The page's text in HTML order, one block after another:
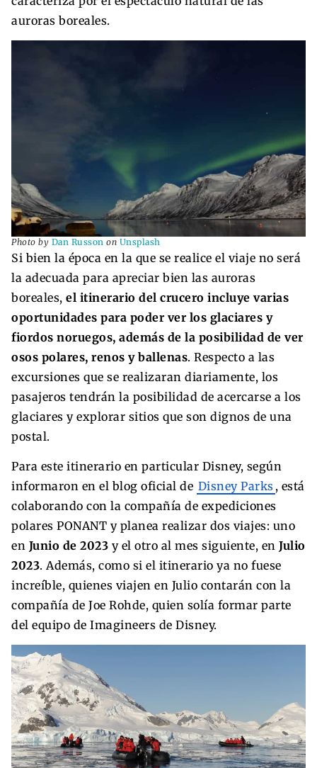
auroras boreales.
Photo by Dan Russon on Unsplash
Si bien la época en la que se realice el viaje no será
la adecuada para apreciar bien las auroras
boreales, el itinerario del crucero incluye varias
oportunidades para poder ver los glaciares y
fiordos noruegos, además de la posibilidad de ver
osos polares, renos y ballenas. Respecto a las
excursiones que se realizaran diariamente, los
pasajeros tendrán la posibilidad de acercarse a los
glaciares y explorar sitios que son dignos de una
postal.
Para este itinerario en particular Disney, según
informaron en el blog oficial de Disney Parks , está
colaborando con la compañía de expediciones
polares PONANT y planea realizar dos viajes: uno
en Junio de 2023 y el otro al mes siguiente, en Julio
2023. Además, como si el itinerario ya no fuese
increíble, quienes viajen en Julio contarán con la
compañía de Joe Rohde, quien solía formar parte
del equipo de Imagineers de Disney.